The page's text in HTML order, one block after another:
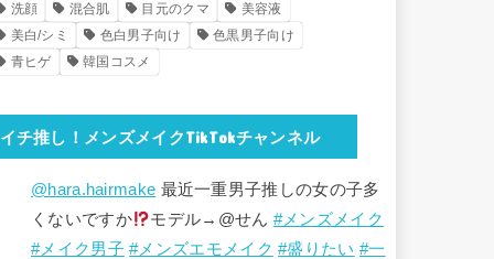
洗顔
混合肌 目元のクマ
美容液
美白/シミ
色白男子向け
色黒男子向け
青ヒゲ
韓国コスメ
イチ推し！メンズメイクTikTokチャンネル
@hara.hairmake 最近一重男子推しの女の子多
くないですか
モデル→@せん #メンズメイク
#メイク男子 #メンズエモメイク #盛りたい #一